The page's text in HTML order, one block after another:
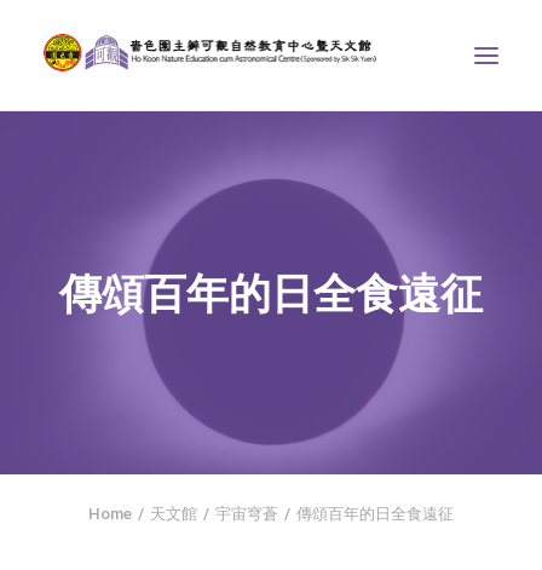
博物天地傳頌百年的日全食遠征
Home 天文館 宇宙穹蒼 傳頌百年的日全食遠征